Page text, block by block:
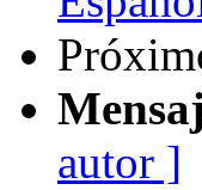
autor ]